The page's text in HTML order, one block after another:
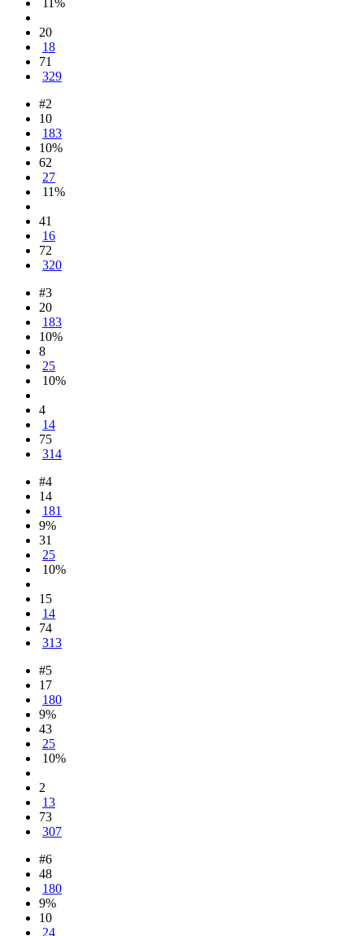
20
18
71
329
#2
10
183
10%
62
27
11%
41
16
72
320
#3
20
183
10%
8
25
10%
4
14
75
314
#4
14
181
9%
31
25
10%
15
14
74
313
#5
17
180
9%
43
25
10%
2
13
73
307
#6
48
180
9%
10
24